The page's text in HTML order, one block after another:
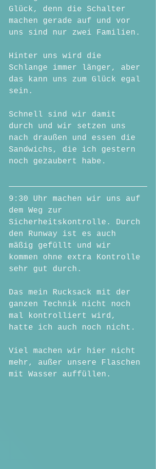
Glück, denn die Schalter
machen gerade auf und vor
uns sind nur zwei Familien.
Hinter uns wird die
Schlange immer länger, aber
das kann uns zum Glück egal
sein.
Schnell sind wir damit
durch und wir setzen uns
nach draußen und essen die
Sandwichs, die ich gestern
noch gezaubert habe.
9:30 Uhr machen wir uns auf
dem Weg zur
Sicherheitskontrolle. Durch
den Runway ist es auch
mäßig gefüllt und wir
kommen ohne extra Kontrolle
sehr gut durch.
Das mein Rucksack mit der
ganzen Technik nicht noch
mal kontrolliert wird,
hatte ich auch noch nicht.
Viel machen wir hier nicht
mehr, außer unsere Flaschen
mit Wasser auffüllen.